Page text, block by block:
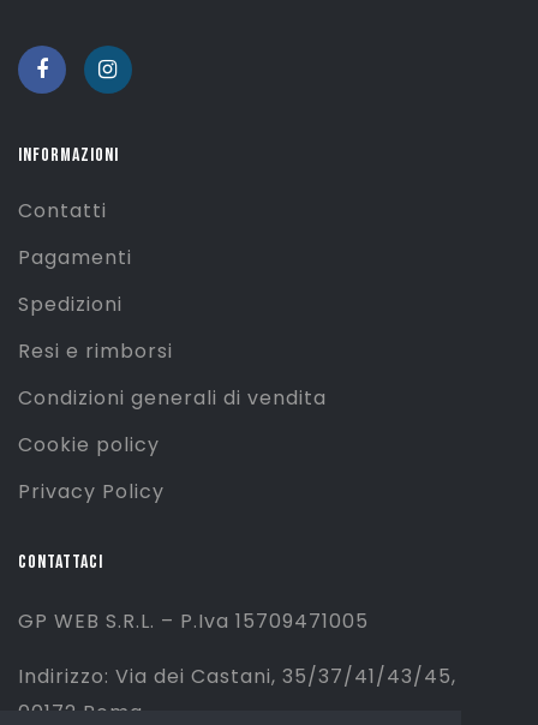
INFORMAZIONI
Contatti
Pagamenti
Spedizioni
Resi e rimborsi
Condizioni generali di vendita
Cookie policy
Privacy Policy
CONTATTACI
GP WEB S.R.L. – P.Iva 15709471005
Indirizzo: Via dei Castani, 35/37/41/43/45,
00172 Roma